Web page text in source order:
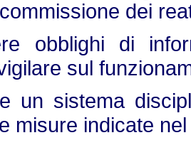
dei
obblighi di
sul
un sistema
misure indicate